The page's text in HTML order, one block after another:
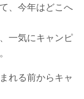
、今年はどこへ
一気にキャンピ
れる前からキャ